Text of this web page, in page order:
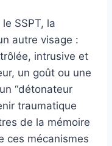
SSPT, la
autre visage :
intrusive et
un goût ou une
“détonateur
traumatique
de la mémoire
ces mécanismes